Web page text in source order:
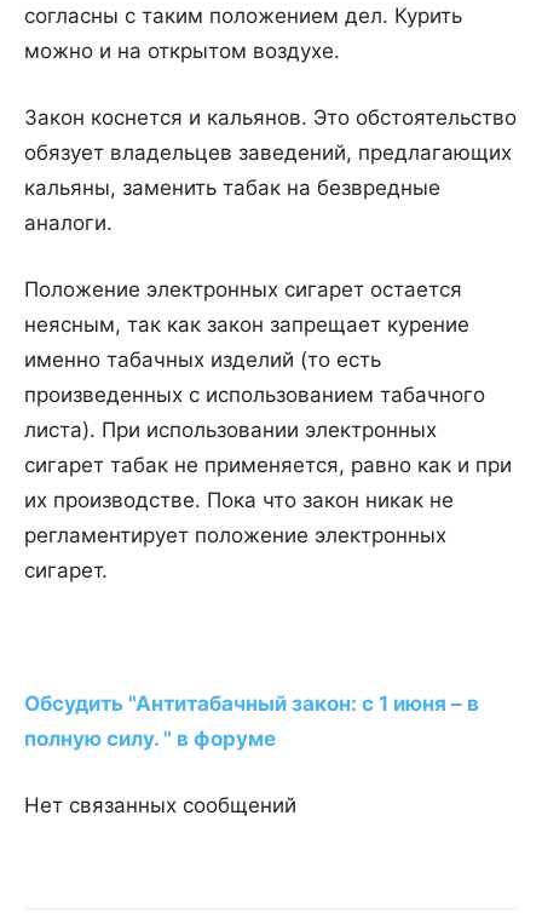
согласны с таким положением дел. Курить
можно и на открытом воздухе.
Закон коснется и кальянов. Это обстоятельство
обязует владельцев заведений, предлагающих
кальяны, заменить табак на безвредные
аналоги.
Положение электронных сигарет остается
неясным, так как закон запрещает курение
именно табачных изделий (то есть
произведенных с использованием табачного
листа). При использовании электронных
сигарет табак не применяется, равно как и при
их производстве. Пока что закон никак не
регламентирует положение электронных
сигарет.
Обсудить "Антитабачный закон: с 1 июня – в
полную силу. " в форуме
Нет связанных сообщений